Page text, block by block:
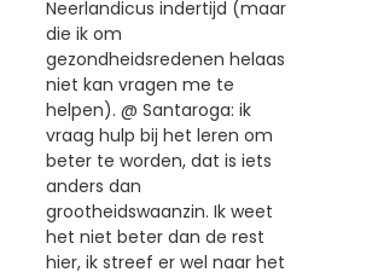
Neerlandicus indertijd (maar
die ik om
gezondheidsredenen helaas
niet kan vragen me te
helpen). @ Santaroga: ik
vraag hulp bij het leren om
beter te worden, dat is iets
anders dan
grootheidswaanzin. Ik weet
het niet beter dan de rest
hier, ik streef er wel naar het